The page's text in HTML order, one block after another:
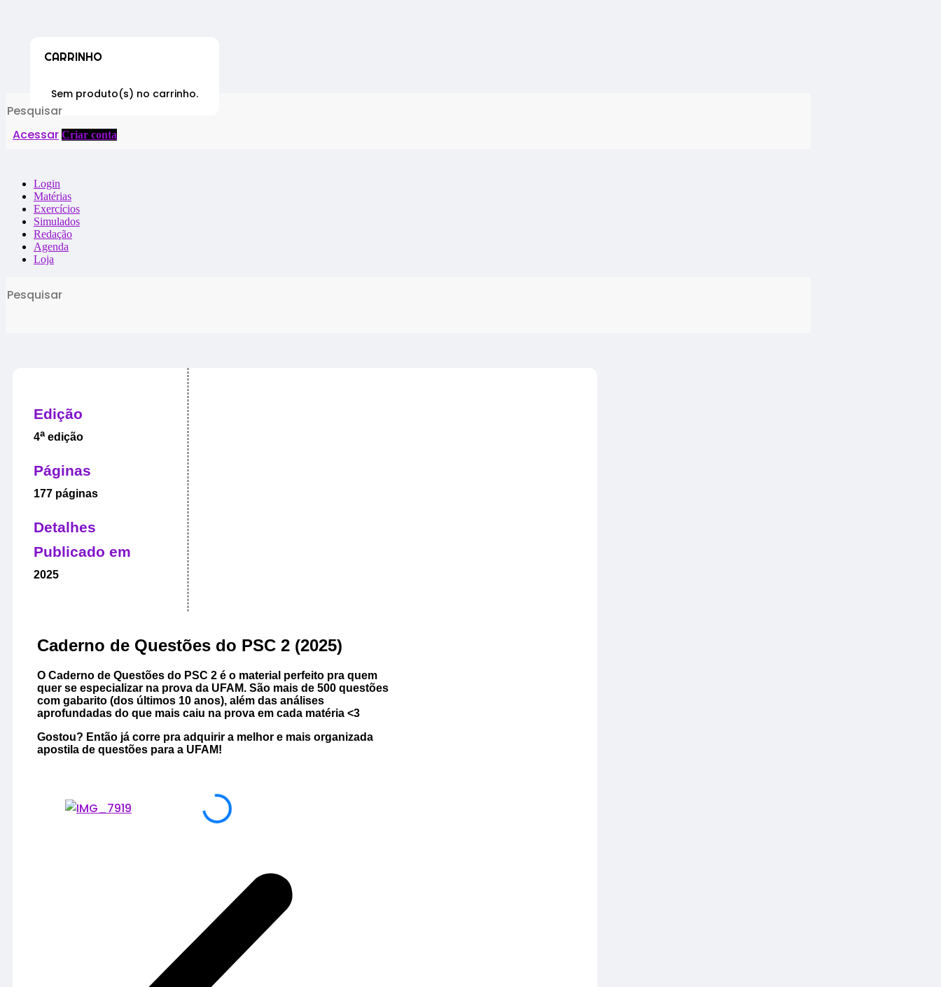
CARRINHO
Sem produto(s) no carrinho.
Acessar Criar conta
for:
Login
Matérias
Exercícios
Simulados
Redação
Agenda
Loja
for:
Edição
4aedição
Páginas
177 páginas
Detalhes
Publicado em
2025
Caderno de Questões do PSC 2 (2025)
O Caderno de Questões do PSC 2 é o material perfeito pra quem
quer se especializar na prova da UFAM. São mais de 500 questões
com gabarito (dos últimos 10 anos), além das análises
aprofundadas do que mais caiu na prova em cada matéria <3
Gostou? Então já corre pra adquirir a melhor e mais organizada
apostila de questões para a UFAM!